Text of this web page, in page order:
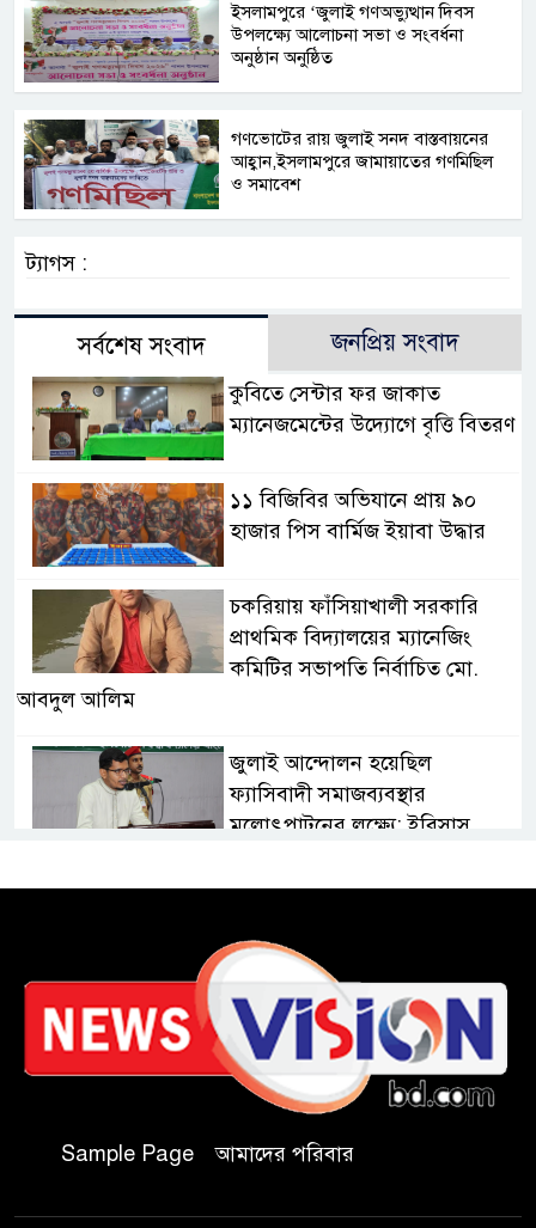
ইসলামপুরে ‘জুলাই গণঅভ্যুত্থান দিবস
উপলক্ষ্যে আলোচনা সভা ও সংবর্ধনা
অনুষ্ঠান অনুষ্ঠিত
গণভোটের রায় জুলাই সনদ বাস্তবায়নের
আহ্বান,ইসলামপুরে জামায়াতের গণমিছিল
ও সমাবেশ
ট্যাগস :
সর্বশেষ সংবাদ জনপ্রিয় সংবাদ
কুবিতে সেন্টার ফর জাকাত
ম্যানেজমেন্টের উদ্যোগে বৃত্তি বিতরণ
১১ বিজিবির অভিযানে প্রায় ৯০
হাজার পিস বার্মিজ ইয়াবা উদ্ধার
চকরিয়ায় ফাঁসিয়াখালী সরকারি
প্রাথমিক বিদ্যালয়ের ম্যানেজিং
কমিটির সভাপতি নির্বাচিত মো.
আবদুল আলিম
জুলাই আন্দোলন হয়েছিল
ফ্যাসিবাদী সমাজব্যবস্থার
মূলোৎপাটনের লক্ষ্যে; ইবিসাস
পালন করছে তানযীমুল উম্মাহ
আলিম মাদ্রাসা
জুলাই গণঅভ্যুত্থান দিবসে কুবি
ছাত্রদলের পরিচ্ছন্নতা ও বৃক্ষরোপণ
কর্মসূচি
রাষ্ট্রবিরোধী গোপন কর্মকাণ্ডে’র দায়ে
Sample Page আমাদের পরিবার